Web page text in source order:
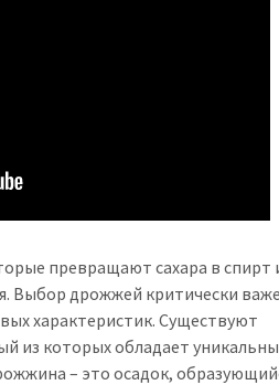
превращают сахара в спирт
Выбор дрожжей критически
характеристик. Существуют
из которых обладает
– это осадок,